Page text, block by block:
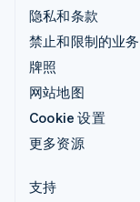
隐私和条款
禁止和限制的业务
牌照
网站地图
Cookie 设置
更多资源
支持